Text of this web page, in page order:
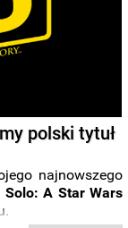
polski tytuł
najnowszego
Solo: A Star Wars